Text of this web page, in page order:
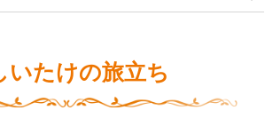
いたけの旅立ち